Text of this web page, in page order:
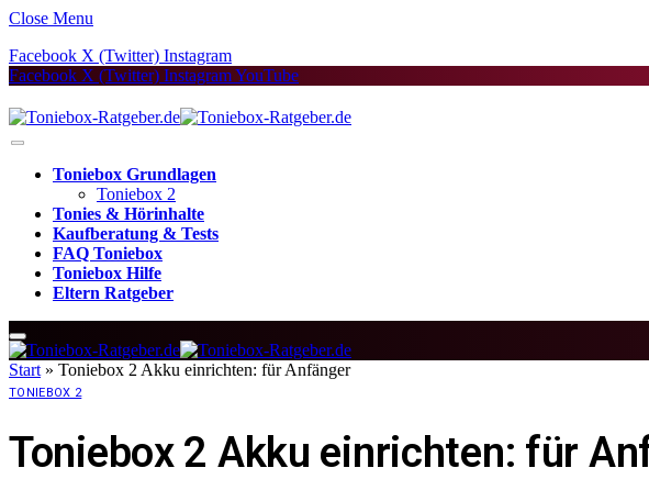
Close Menu
Facebook X (Twitter) Instagram
Facebook X (Twitter) InstagramYouTube
Toniebox Grundlagen
Toniebox 2
Tonies & Hörinhalte
Kaufberatung & Tests
FAQ Toniebox
Toniebox Hilfe
Eltern Ratgeber
Start » Toniebox 2 Akku einrichten: für Anfänger
TONIEBOX 2
Toniebox 2 Akku einrichten: für